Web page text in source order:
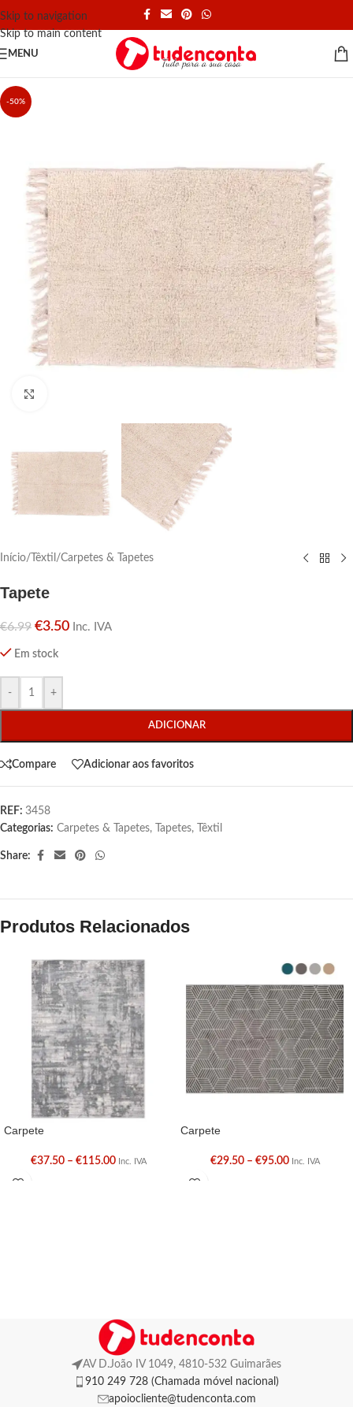
Skip to navigation
Skip to main content
MENU
-50%
Início/ Têxtil /Carpetes & Tapetes
Tapete
€6.99 €3.50 Inc. IVA
Em stock
- +
ADICIONAR
Compare Adicionar aos favoritos
REF: 3458
Categorias: Carpetes & Tapetes, Tapetes, Têxtil
Share:
Produtos Relacionados
Carpete
€37.50 – €115.00 Inc. IVA
Carpete
€29.50 – €95.00 Inc. IVA
AV D.João IV 1049, 4810-532 Guimarães
910 249 728 (Chamada móvel nacional)
apoiocliente@tudenconta.com